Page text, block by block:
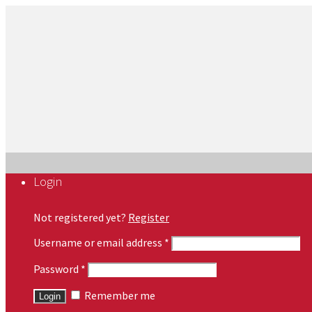
Login
Not registered yet? Register
Username or email address *
Password *
Remember me